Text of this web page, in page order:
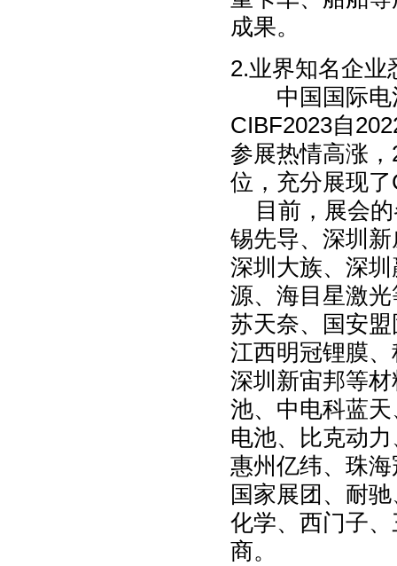
成果。
2.业界知名企业
中国国际电
CIBF2023自
参展热情高涨
位，充分展现
目前，展会的
锡先导、深圳
深圳大族、深
源、海目星激
苏天奈、国安
江西明冠锂膜
深圳新宙邦等
池、中电科蓝
电池、比克动
惠州亿纬、珠
国家展团、耐
化学、西门子
商。